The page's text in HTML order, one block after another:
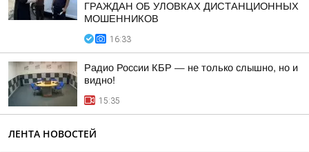
ГРАЖДАН ОБ УЛОВКАХ ДИСТАНЦИОННЫХ
МОШЕННИКОВ
16:33
Радио России КБР — не только слышно, но и
видно!
15:35
ЛЕНТА НОВОСТЕЙ